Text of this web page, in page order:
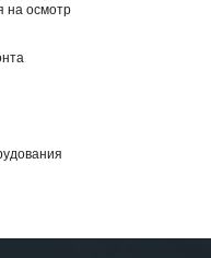
на осмотр